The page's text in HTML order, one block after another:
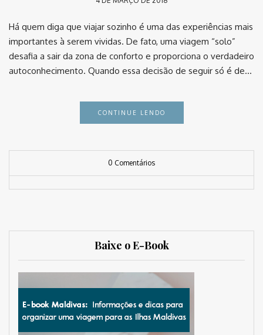
Há quem diga que viajar sozinho é uma das experiências mais
importantes à serem vividas. De fato, uma viagem “solo”
desafia a sair da zona de conforto e proporciona o verdadeiro
autoconhecimento. Quando essa decisão de seguir só é de…
CONTINUE LENDO
0 Comentários
Baixe o E-Book